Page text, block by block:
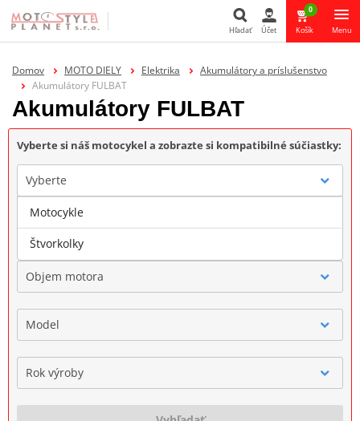
Hľadať
Hľadať Účet
0
Košík Menu
Domov MOTO DIELY Elektrika
Akumulátory a príslušenstvo
Akumulátory FULBAT
Akumulátory FULBAT
Vyberte si náš motocykel a zobrazte si kompatibilné súčiastky:
Vyberte
Značka
Objem motora
Model
Rok výroby
Motocykle
Štvorkolky